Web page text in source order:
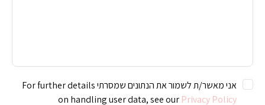
אני מאשר/ת לשמור את הנתונים שמסרתי For further details
on handling user data, see our Privacy Policy